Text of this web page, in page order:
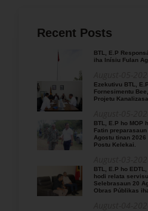
Recent Posts
BTL, E.P
iha Inísiu Fulan
Ezekutivu BTL,
Fornesimentu
Projetu
BTL, E.P ho MOP
Fatin
Agostu tinan 2026
Postu Kelekai.
BTL, E.P ho
hodi relata
Selebrasaun 20
Obras Públikas